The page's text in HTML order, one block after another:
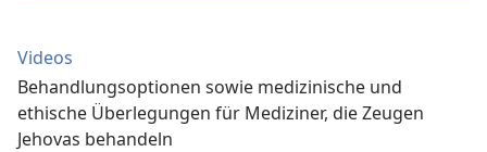
Videos
Behandlungsoptionen sowie medizinische und
ethische Überlegungen für Mediziner, die Zeugen
Jehovas behandeln